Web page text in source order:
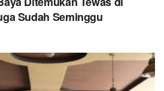
Sudah Seminggu